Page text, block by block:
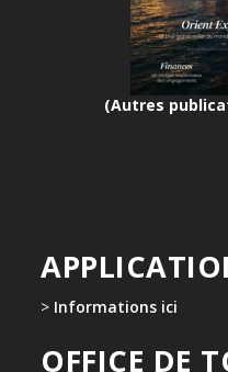
(Autres
> Informations ici
OFFICE DE